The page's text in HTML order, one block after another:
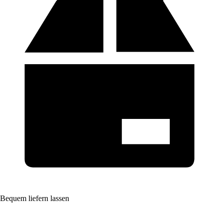
Bequem liefern lassen